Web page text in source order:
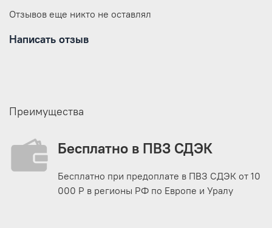
Отзывов еще никто не оставлял
Написать отзыв
Преимущества
Бесплатно в ПВЗ СДЭК
Бесплатно при предоплате в ПВЗ СДЭК от 10
000 Р в регионы РФ по Европе и Уралу